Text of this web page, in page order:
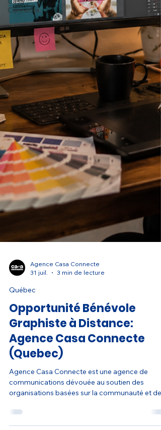
Connecte
Agence Casa Connecte
3 min de lecture
Québec
Opportunité Bénévole
Graphiste à Distance:
Agence Casa Connecte
(Quebec)